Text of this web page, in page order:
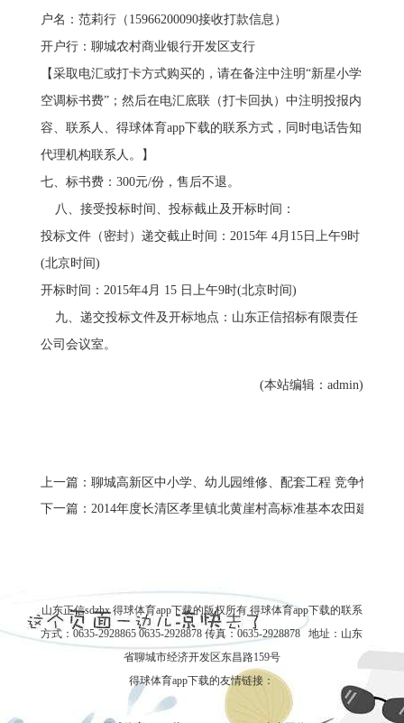
户名：范莉行（15966200090接收打款信息）
开户行：聊城农村商业银行开发区支行
【采取电汇或打卡方式购买的，请在备注中注明“新星小学
空调标书费”；然后在电汇底联（打卡回执）中注明投报内
容、联系人、得球体育app下载的联系方式，同时电话告知
代理机构联系人。】
七、标书费：300元/份，售后不退。
八、接受投标时间、投标截止及开标时间：
投标文件（密封）递交截止时间：2015年 4月15日上午9时
(北京时间)
开标时间：2015年4月 15 日上午9时(北京时间)
九、递交投标文件及开标地点：山东正信招标有限责任
公司会议室。
(本站编辑：admin)
上一篇：聊城高新区中小学、幼儿园维修、配套工程 竞争性谈判
下一篇：2014年度长清区孝里镇北黄崖村高标准基本农田建设项
山东正信sdzhx 得球体育app下载的版权所有得球体育app下载的联系
方式 ：0635-2928865 0635-2928878 传真：0635-2928878 地址：山东
省聊城市经济开发区东昌路159号
得球体育app下载的友情链接：